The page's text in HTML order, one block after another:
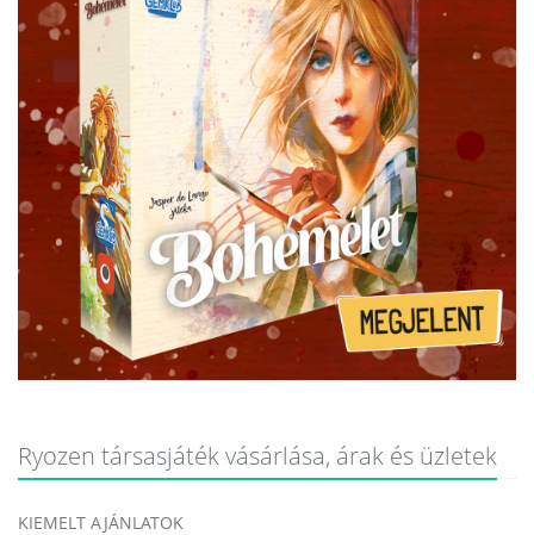
Ryozen társasjáték vásárlása, árak és üzletek
KIEMELT AJÁNLATOK